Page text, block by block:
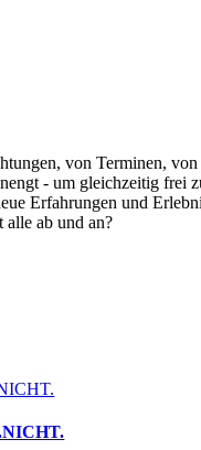
von Terminen,
- um gleichzeitig frei
Erfahrungen und
alle ab und an?